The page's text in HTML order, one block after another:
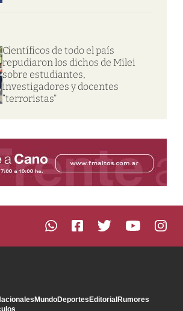
Científicos de todo el país
repudiaron los dichos de Milei
sobre estudiantes,
investigadores y docentes
“terroristas”
MundoDeportesEditorialRumores